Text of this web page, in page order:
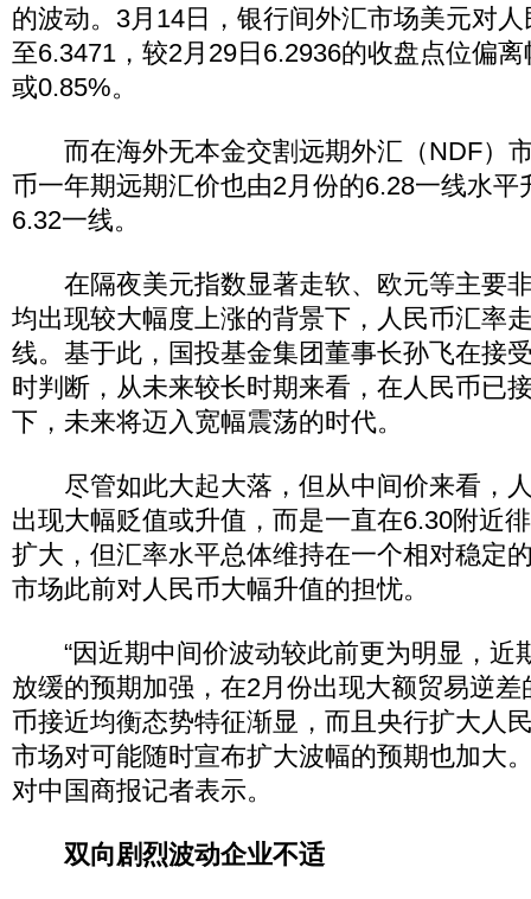
的波动。3月14日，银行间外汇市场美元对
至6.3471，较2月29日6.2936的收盘点位偏
或0.85%。
而在海外无本金交割远期外汇（NDF）
币一年期远期汇价也由2月份的6.28一线水平
6.32一线。
在隔夜美元指数显著走软、欧元等主要
均出现较大幅度上涨的背景下，人民币汇率
线。基于此，国投基金集团董事长孙飞在接
时判断，从未来较长时期来看，在人民币已
下，未来将迈入宽幅震荡的时代。
尽管如此大起大落，但从中间价来看，
出现大幅贬值或升值，而是一直在6.30附近
扩大，但汇率水平总体维持在一个相对稳定
市场此前对人民币大幅升值的担忧。
“因近期中间价波动较此前更为明显，近
放缓的预期加强，在2月份出现大额贸易逆
币接近均衡态势特征渐显，而且央行扩大人
市场对可能随时宣布扩大波幅的预期也加大
对中国商报记者表示。
双向剧烈波动企业不适